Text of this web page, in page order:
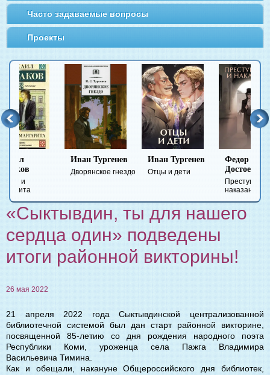
Часто задаваемые вопросы
Проекты
Иван Тургенев
Дворянское гнездо
Иван Тургенев
Отцы и дети
Федор
Достоевский
Преступление и
«Сыктывдин, ты для нашего
сердца один» подведены
итоги районной викторины!
26 мая 2022
21 апреля 2022 года Сыктывдинской централизованной
библиотечной системой был дан старт районной викторине,
посвященной 85-летию со дня рождения народного поэта
Республики Коми, уроженца села Пажга Владимира
Васильевича Тимина.
Как и обещали, накануне Общероссийского дня библиотек,